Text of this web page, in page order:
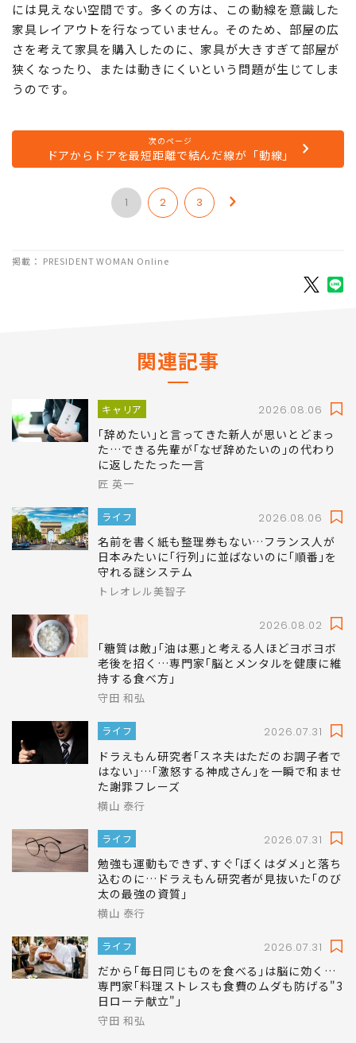
には見えない空間です。多くの方は、この動線を意識した
家具レイアウトを行なっていません。そのため、部屋の広
さを考えて家具を購入したのに、家具が大きすぎて部屋が
狭くなったり、または動きにくいという問題が生じてしま
うのです。
次のページ
ドアからドアを最短距離で結んだ線が「動線」
1 2 3
掲載： PRESIDENT WOMAN Online
関連記事
キャリア 2026.08.06
｢辞めたい｣と言ってきた新人が思いとどまっ
た…できる先輩が｢なぜ辞めたいの｣の代わり
に返したたった一言
匠 英一
ライフ 2026.08.06
名前を書く紙も整理券もない…フランス人が
日本みたいに｢行列｣に並ばないのに｢順番｣を
守れる謎システム
トレオレル美智子
2026.08.02
｢糖質は敵｣｢油は悪｣と考える人ほどヨボヨボ
老後を招く…専門家｢脳とメンタルを健康に維
持する食べ方｣
守田 和弘
ライフ 2026.07.31
ドラえもん研究者｢スネ夫はただのお調子者で
はない｣…｢激怒する神成さん｣を一瞬で和ませ
た謝罪フレーズ
横山 泰行
ライフ 2026.07.31
勉強も運動もできず､すぐ｢ぼくはダメ｣と落ち
込むのに…ドラえもん研究者が見抜いた｢のび
太の最強の資質｣
横山 泰行
ライフ 2026.07.31
だから｢毎日同じものを食べる｣は脳に効く…
専門家｢料理ストレスも食費のムダも防げる"3
日ローテ献立"｣
守田 和弘